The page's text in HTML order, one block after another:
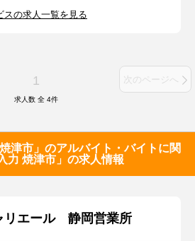
スの求人一覧を見る
1 次のページへ
求人数 全 4件
津市」のアルバイト・バイトに関
力 焼津市」の求人情報
リエール 静岡営業所